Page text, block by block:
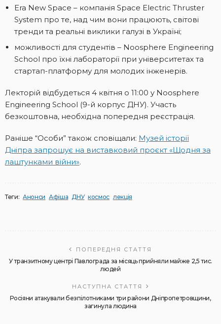
Era New Space – компанія Space Electric Thruster
System про те, над чим вони працюють, світові
тренди та реальні виклики галузі в Україні;
можливості для студентів – Noosphere Engineering
School про їхні лабораторії при університетах та
стартап-платформу для молодих інженерів.
Лекторій відбудеться 4 квітня о 11:00 у Noosphere
Engineering School (9-й корпус ДНУ). Участь
безкоштовна, необхідна попередня реєстрація.
Раніше “Особи” також сповіщали: Музей історії
Дніпра запрошує на виставковий проєкт «Щодня за
лаштунками війни».
Теги: Анонси Афіша ДНУ космос лекція
ПОПЕРЕДНЯ СТАТТЯ
У транзитному центрі Павлограда за місяць прийняли майже 2,5 тис.
людей
НАСТУПНА СТАТТЯ
Росіяни атакували безпілотниками три райони Дніпропетровщини,
загинула людина